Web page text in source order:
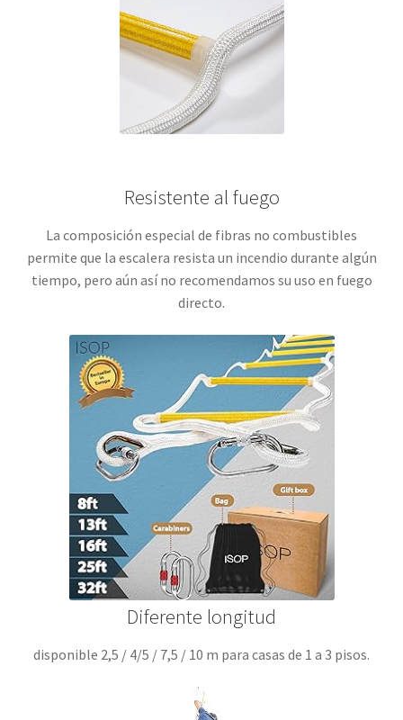
Resistente al fuego
La composición especial de fibras no combustibles
permite que la escalera resista un incendio durante algún
tiempo, pero aún así no recomendamos su uso en fuego
directo.
Diferente longitud
disponible 2,5 / 4/5 / 7,5 / 10 m para casas de 1 a 3 pisos.